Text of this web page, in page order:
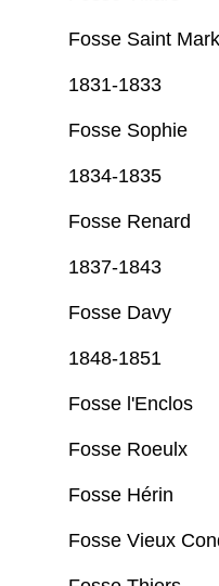
Fosse Saint Mark
1831-1833
Fosse Sophie
1834-1835
Fosse Renard
1837-1843
Fosse Davy
1848-1851
Fosse l'Enclos
Fosse Roeulx
Fosse Hérin
Fosse Vieux